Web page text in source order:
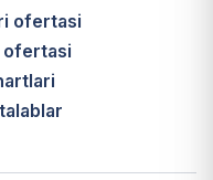
ofertasi
ofertasi